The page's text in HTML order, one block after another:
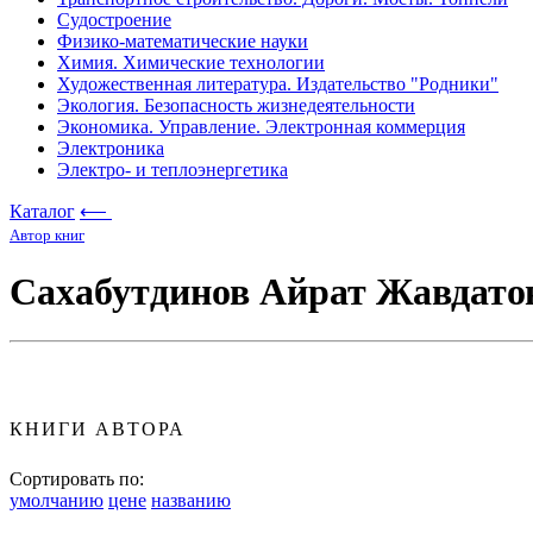
Судостроение
Физико-математические науки
Химия. Химические технологии
Художественная литература. Издательство "Родники"
Экология. Безопасность жизнедеятельности
Экономика. Управление. Электронная коммерция
Электроника
Электро- и теплоэнергетика
Каталог ⟵
Автор книг
Сахабутдинов Айрат
КНИГИ АВТОРА
Сортировать по:
умолчанию цене названию